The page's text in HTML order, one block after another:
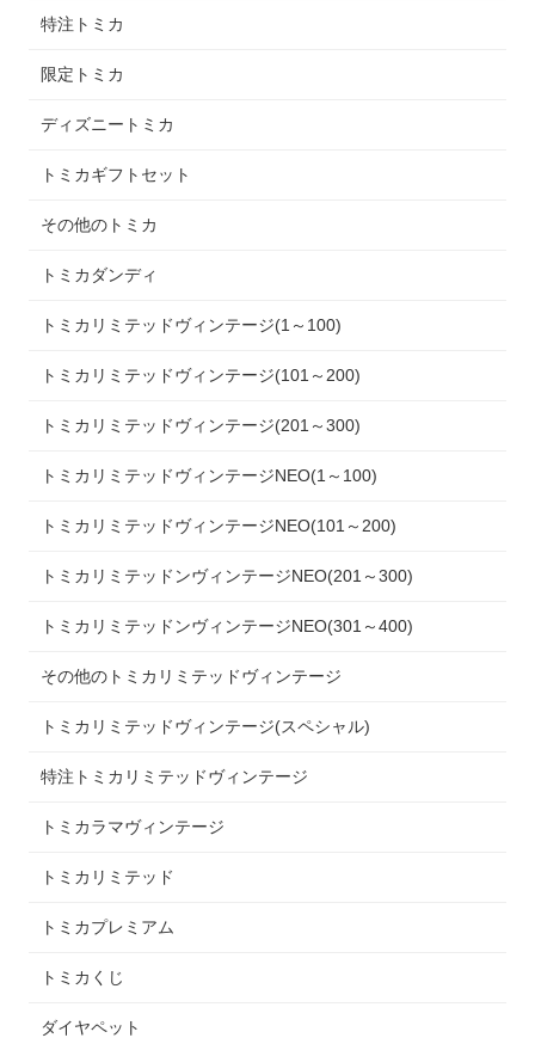
特注トミカ
限定トミカ
ディズニートミカ
トミカギフトセット
その他のトミカ
トミカダンディ
トミカリミテッドヴィンテージ(1～100)
トミカリミテッドヴィンテージ(101～200)
トミカリミテッドヴィンテージ(201～300)
トミカリミテッドヴィンテージNEO(1～100)
トミカリミテッドヴィンテージNEO(101～200)
トミカリミテッドンヴィンテージNEO(201～300)
トミカリミテッドンヴィンテージNEO(301～400)
その他のトミカリミテッドヴィンテージ
トミカリミテッドヴィンテージ(スペシャル)
特注トミカリミテッドヴィンテージ
トミカラマヴィンテージ
トミカリミテッド
トミカプレミアム
トミカくじ
ダイヤペット